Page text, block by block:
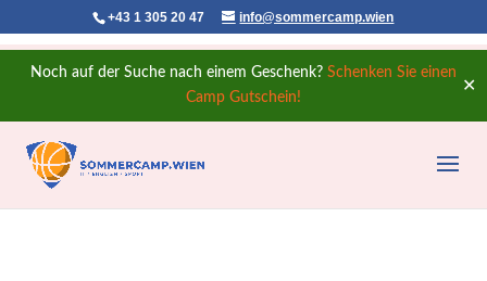
+43 1 305 20 47 info@sommercamp.wien
Noch auf der Suche nach einem Geschenk? Schenken Sie einen
Camp Gutschein!
✕